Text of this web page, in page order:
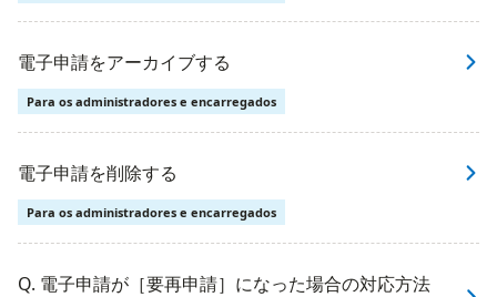
電子申請をアーカイブする
Para os administradores e encarregados
電子申請を削除する
Para os administradores e encarregados
Q. 電子申請が［要再申請］になった場合の対応方法